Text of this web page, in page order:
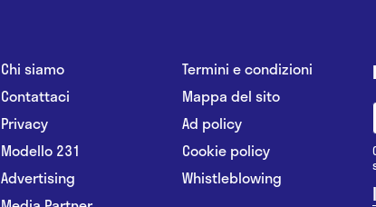
Chi siamo
Contattaci
Privacy
Modello 231
Advertising
Termini e condizioni
Mappa del sito
Ad policy
Cookie policy
Whistleblowing